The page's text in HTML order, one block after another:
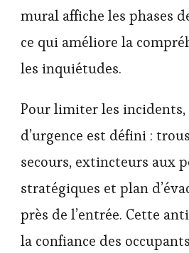
mural affiche les phases
ce qui améliore la
les inquiétudes.
Pour limiter les
d’urgence est défini :
secours, extincteurs aux
stratégiques et plan
près de l’entrée. Cette
la confiance des